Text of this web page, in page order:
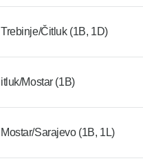
Trebinje/Čitluk (1B, 1D)
itluk/Mostar (1B)
Mostar/Sarajevo (1B, 1L)